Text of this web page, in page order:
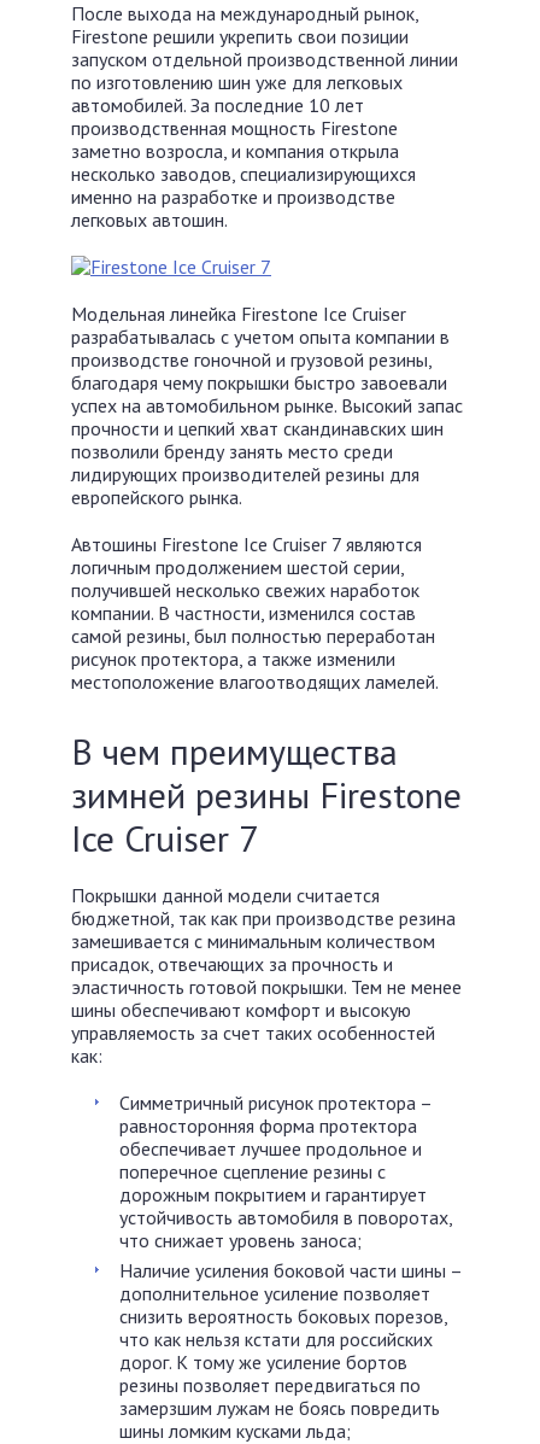
После выхода на международный рынок,
Firestone решили укрепить свои позиции
запуском отдельной производственной линии
по изготовлению шин уже для легковых
автомобилей. За последние 10 лет
производственная мощность Firestone
заметно возросла, и компания открыла
несколько заводов, специализирующихся
именно на разработке и производстве
легковых автошин.
Модельная линейка Firestone Ice Cruiser
разрабатывалась с учетом опыта компании в
производстве гоночной и грузовой резины,
благодаря чему покрышки быстро завоевали
успех на автомобильном рынке. Высокий запас
прочности и цепкий хват скандинавских шин
позволили бренду занять место среди
лидирующих производителей резины для
европейского рынка.
Автошины Firestone Ice Cruiser 7 являются
логичным продолжением шестой серии,
получившей несколько свежих наработок
компании. В частности, изменился состав
самой резины, был полностью переработан
рисунок протектора, а также изменили
местоположение влагоотводящих ламелей.
В чем преимущества
зимней резины Firestone
Ice Cruiser 7
Покрышки данной модели считается
бюджетной, так как при производстве резина
замешивается с минимальным количеством
присадок, отвечающих за прочность и
эластичность готовой покрышки. Тем не менее
шины обеспечивают комфорт и высокую
управляемость за счет таких особенностей
как:
Симметричный рисунок протектора –
равносторонняя форма протектора
обеспечивает лучшее продольное и
поперечное сцепление резины с
дорожным покрытием и гарантирует
устойчивость автомобиля в поворотах,
что снижает уровень заноса;
Наличие усиления боковой части шины –
дополнительное усиление позволяет
снизить вероятность боковых порезов,
что как нельзя кстати для российских
дорог. К тому же усиление бортов
резины позволяет передвигаться по
замерзшим лужам не боясь повредить
шины ломким кусками льда;